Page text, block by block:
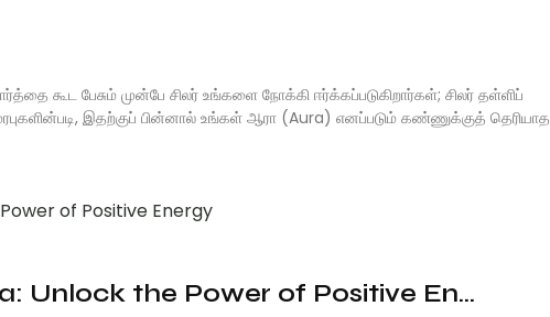
கூட பேசும் முன்பே சிலர் உங்களை நோக்கி ஈர்க்கப்படுகிறார்கள்; சிலர் தள்ளிப்
இதற்குப் பின்னால் உங்கள் ஆரா (Aura) எனப்படும் கண்ணுக்குத் தெரியாத
Unlock the Power of Positive En...